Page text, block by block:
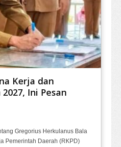
Kerja dan
Ini Pesan
Gregorius Herkulanus Bala
Pemerintah Daerah (RKPD)